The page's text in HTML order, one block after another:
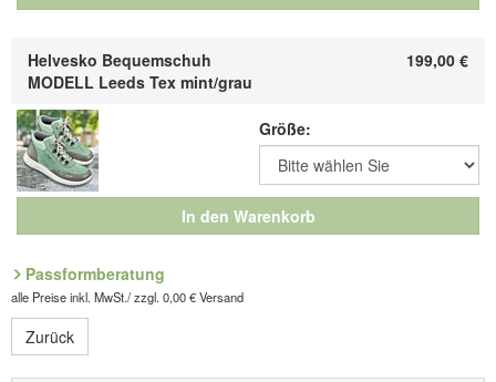
Hersteller: ComfortSchuh Handelsgesellschaft m.b.H, Pforzheimer
Größe:
In den Warenkorb
Helvesko Bequemschuh
MODELL Leeds Tex mint/grau
199,00 €
Passformberatung
alle Preise inkl. MwSt./ zzgl. 0,00 € Versand
Zurück